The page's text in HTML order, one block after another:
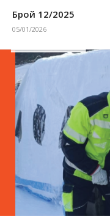
Брой 12/2025
05/01/2026